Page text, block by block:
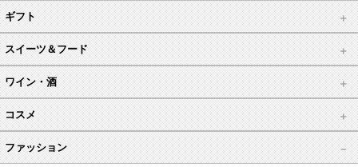
ギフト
スイーツ＆フード
ワイン・酒
コスメ
ファッション